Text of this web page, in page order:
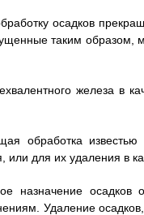
осадков
таким образом,
железа в
обработка
или для их удаления в
назначение
Удаление